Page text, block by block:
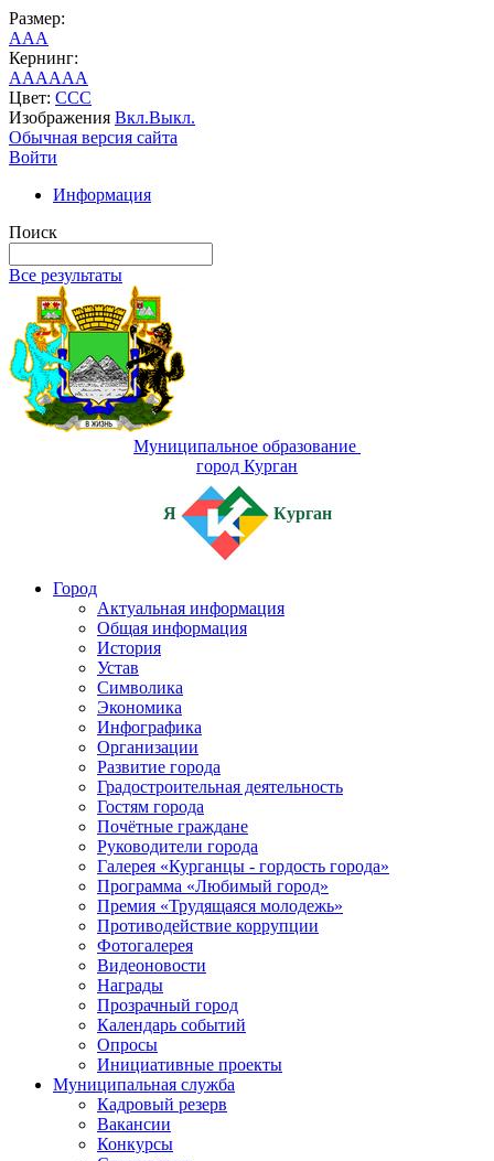
Размер:
AAA
Кернинг:
AAAAAA
Цвет: CCC
Изображения Вкл.Выкл.
Обычная версия сайта
Войти
Информация
Поиск
Все результаты
Муниципальное образование
город Курган
Я Курган
Город
Актуальная информация
Общая информация
История
Устав
Символика
Экономика
Инфографика
Организации
Развитие города
Градостроительная деятельность
Гостям города
Почётные граждане
Руководители города
Галерея «Курганцы - гордость города»
Программа «Любимый город»
Премия «Трудящаяся молодежь»
Противодействие коррупции
Фотогалерея
Видеоновости
Награды
Прозрачный город
Календарь событий
Опросы
Инициативные проекты
Муниципальная служба
Кадровый резерв
Вакансии
Конкурсы